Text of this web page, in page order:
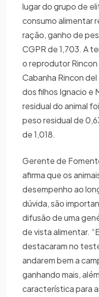
lugar do grupo de
consumo alimentar
ração, ganho de
CGPR de 1,703. A
o reprodutor Rincon
Cabanha Rincon del
dos filhos Ignacio e
residual do animal
peso residual de
de 1,018.
Gerente de
afirma que os
desempenho ao
dúvida, são
difusão de uma
de vista alimentar.
destacaram no
andarem bem a
ganhando mais,
característica para